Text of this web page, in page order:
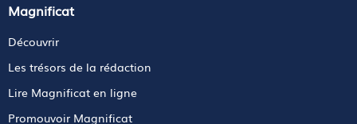
Magnificat
Découvrir
Les trésors de la rédaction
Lire Magnificat en ligne
Promouvoir Magnificat